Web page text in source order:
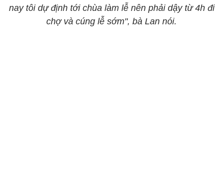
nay tôi dự định tới chùa làm lễ nên phải dậy từ 4h đi
chợ và cúng lễ sớm", bà Lan nói.